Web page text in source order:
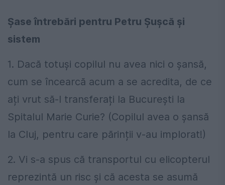
Șase întrebări pentru Petru Șușcă și
sistem
1. Dacă totuși copilul nu avea nici o șansă,
cum se încearcă acum a se acredita, de ce
ați vrut să-l transferați la București la
Spitalul Marie Curie? (Copilul avea o șansă
la Cluj, pentru care părinții v-au implorat!)
2. Vi s-a spus că transportul cu elicopterul
reprezintă un risc și că acesta se asumă